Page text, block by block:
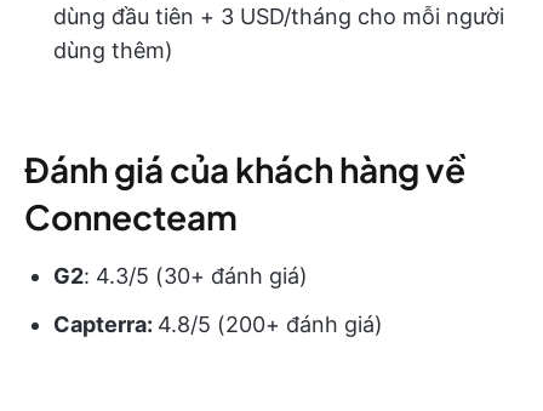
dùng đầu tiên + 3 USD/tháng cho mỗi người
dùng thêm)
Đánh giá của khách hàng về
Connecteam
G2: 4.3/5 (30+ đánh giá)
Capterra: 4.8/5 (200+ đánh giá)